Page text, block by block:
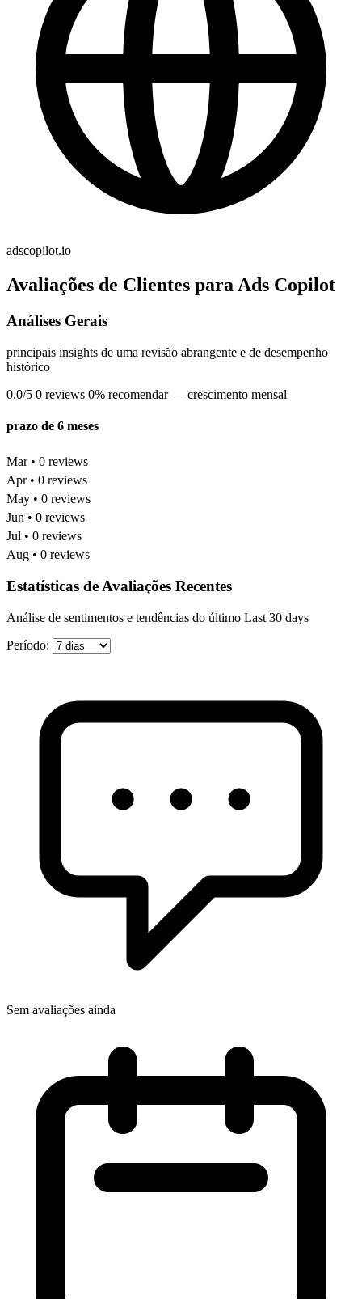
adscopilot.io
Avaliações de Clientes para Ads Copilot
Análises Gerais
principais insights de uma revisão abrangente e de desempenho
histórico
0.0/5 0 reviews 0% recomendar — crescimento mensal
prazo de 6 meses
Mar • 0 reviews
Apr • 0 reviews
May • 0 reviews
Jun • 0 reviews
Jul • 0 reviews
Aug • 0 reviews
Estatísticas de Avaliações Recentes
Análise de sentimentos e tendências do último Last 30 days
Período:
Sem avaliações ainda